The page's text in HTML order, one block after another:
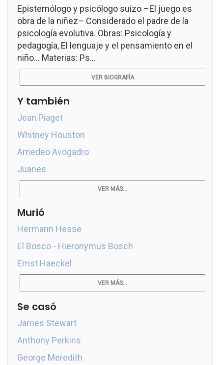
Epistemólogo y psicólogo suizo –El juego es
obra de la niñez– Considerado el padre de la
psicología evolutiva. Obras: Psicología y
pedagogía, El lenguaje y el pensamiento en el
niño... Materias: Ps...
VER BIOGRAFÍA
Y también
Jean Piaget
Whitney Houston
Amedeo Avogadro
Juanes
VER MÁS...
Murió
Hermann Hesse
El Bosco - Hieronymus Bosch
Ernst Haeckel
VER MÁS...
Se casó
James Stewart
Anthony Perkins
George Meredith